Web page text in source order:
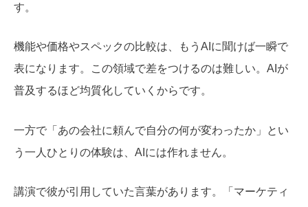
す。
機能や価格やスペックの比較は、もうAIに聞けば一瞬で
表になります。この領域で差をつけるのは難しい。AIが
普及するほど均質化していくからです。
一方で「あの会社に頼んで自分の何が変わったか」とい
う一人ひとりの体験は、AIには作れません。
講演で彼が引用していた言葉があります。「マーケティ